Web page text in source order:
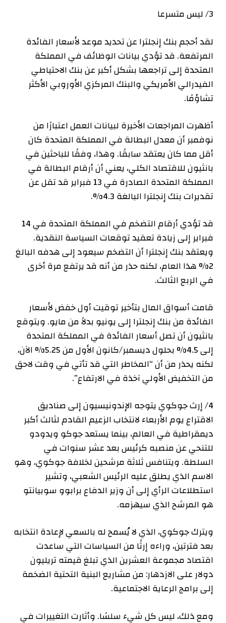
3/ ليس متسرعا
لقد أحجم بنك إنجلترا عن تحديد موعد لأسعار الفائدة
المرتفعة. قد تؤدي بيانات الوظائف في المملكة
المتحدة إلى تراجعها بشكل أكبر عن بنك الاحتياطي
الفيدرالي الأمريكي والبنك المركزي الأوروبي الأكثر
تشاؤمًا.
أظهرت المراجعات الأخيرة لبيانات العمل اعتبارًا من
نوفمبر أن معدل البطالة في المملكة المتحدة كان
أقل مما كان يعتقد سابقًا. وهذا، وفقًا للباحثين في
بانثيون للاقتصاد الكلي، يعني أن أرقام البطالة في
المملكة المتحدة الصادرة في 13 فبراير قد تقل عن
تقديرات بنك إنجلترا البالغة 4.3%.
قد تؤدي أرقام التضخم في المملكة المتحدة في 14
فبراير إلى زيادة تعقيد توقعات السياسة النقدية.
ويعتقد بنك إنجلترا أن التضخم سيعود إلى هدفه البالغ
2% هذا العام، لكنه حذر من أنه قد يرتفع مرة أخرى
في الربع الثالث.
قامت أسواق المال بتأخير توقيت أول خفض لأسعار
الفائدة من بنك إنجلترا إلى يونيو بدلاً من مايو. ويتوقع
بانثيون أن تصل أسعار الفائدة في المملكة المتحدة
إلى 4.5% بحلول ديسمبر/كانون الأول من 5.25% الآن،
لكنه يحذر من أن “المخاطر التي قد تأتي في وقت لاحق
من التخفيض الأولي آخذة في الارتفاع”.
4/ إرث ​​جوكوي يتوجه الإندونيسيون إلى صناديق
الاقتراع يوم الأربعاء لانتخاب الزعيم القادم لثالث أكبر
ديمقراطية في العالم، بينما يستعد جوكو ويدودو
للتنحي عن منصبه كرئيس بعد عشر سنوات في
السلطة. ويتنافس ثلاثة مرشحين لخلافة جوكوي، وهو
الاسم الذي يطلق عليه الرئيس الشعبي، وتشير
استطلاعات الرأي إلى أن وزير الدفاع برابوو سوبيانتو
هو المرشح الذي سيهزمه.
ويترك جوكوي، الذي لا يُسمح له بالسعي لإعادة انتخابه
بعد فترتين، وراءه إرثًا من السياسات التي ساعدت
اقتصاد مجموعة العشرين الذي تبلغ قيمته تريليون
دولار على الازدهار: من مشاريع البنية التحتية الضخمة
إلى برامج الرعاية الاجتماعية.
ومع ذلك، ليس كل شيء سلسًا. وأثارت التغييرات في